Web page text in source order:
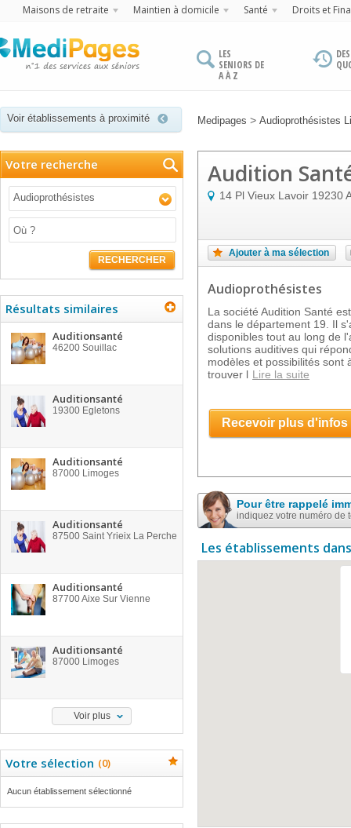
Maisons de retraite Maintien à domicile Santé Droits et
LES
SENIORS DE
A À Z
Voir établissements à proximité Medipages > Audioprothésistes
Votre recherche
Audioprothésistes
RECHERCHER
Résultats similaires
Auditionsanté
46200 Souillac
Auditionsanté
19300 Egletons
Auditionsanté
87000 Limoges
Auditionsanté
87500 Saint Yrieix La Perche
Auditionsanté
87700Aixe Sur Vienne
Auditionsanté
87000 Limoges
Voir plus
Votre sélection (0)
Aucun établissement sélectionné
Audition
14 Pl Vieux Lavoir 19230
Ajouter à ma sélection
Audioprothésistes
La société Audition Santé
dans le département 19. Il
disponibles tout au long de
solutions auditives qui
modèles et possibilités sont
trouver l Lire la suite
Recevoir plus d'infos
Pour être rappelé
indiquez votre numéro de
Les établissements